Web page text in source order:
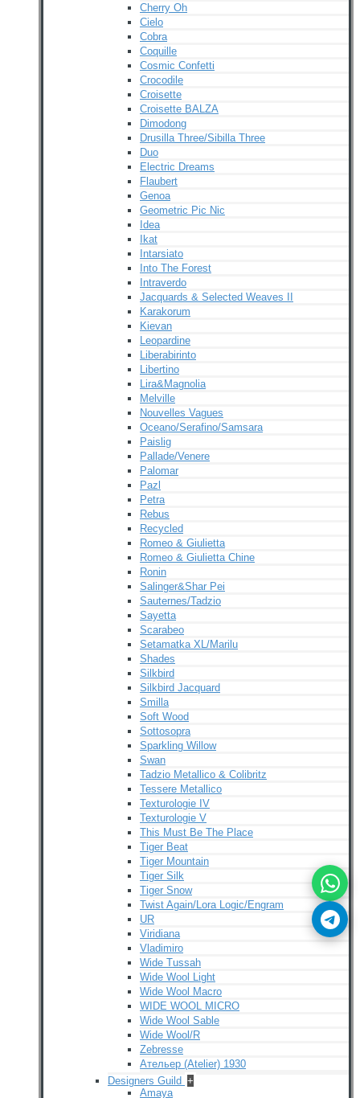
Cherry Oh
Cielo
Cobra
Coquille
Cosmic Confetti
Crocodile
Croisette
Croisette BALZA
Dimodong
Drusilla Three/Sibilla Three
Duo
Electric Dreams
Flaubert
Genoa
Geometric Pic Nic
Idea
Ikat
Intarsiato
Into The Forest
Intraverdo
Jacquards & Selected Weaves II
Karakorum
Kievan
Leopardine
Liberabirinto
Libertino
Lira&Magnolia
Melville
Nouvelles Vagues
Oceano/Serafino/Samsara
Paislig
Pallade/Venere
Palomar
Pazl
Petra
Rebus
Recycled
Romeo & Giulietta
Romeo & Giulietta Chine
Ronin
Salinger&Shar Pei
Sauternes/Tadzio
Sayetta
Scarabeo
Setamatka XL/Marilu
Shades
Silkbird
Silkbird Jacquard
Smilla
Soft Wood
Sottosopra
Sparkling Willow
Swan
Tadzio Metallico & Colibritz
Tessere Metallico
Texturologie IV
Texturologie V
This Must Be The Place
Tiger Beat
Tiger Mountain
Tiger Silk
Tiger Snow
Twist Again/Lora Logic/Engram
UR
Viridiana
Vladimiro
Wide Tussah
Wide Wool Light
Wide Wool Macro
WIDE WOOL MICRO
Wide Wool Sable
Wide Wool/R
Zebresse
Ательер (Atelier) 1930
Designers Guild +
Amaya